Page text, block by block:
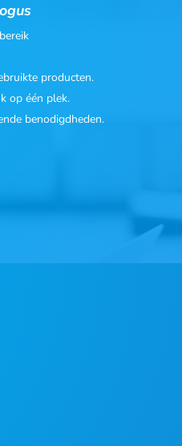
producten.
op één plek.
benodigdheden.